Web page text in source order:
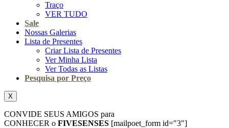
Traço
VER TUDO
Sale
Nossas Galerias
Lista de Presentes
Criar Lista de Presentes
Ver Minha Lista
Ver Todas as Listas
Pesquisa por Preço
X
CONVIDE SEUS AMIGOS para
CONHECER o FIVESENSES [mailpoet_form id="3"]